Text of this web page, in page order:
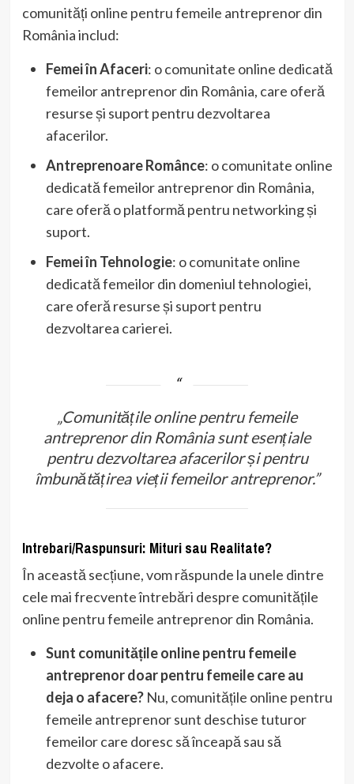
comunități online pentru femeile antreprenor din
România includ:
Femei în Afaceri: o comunitate online dedicată
femeilor antreprenor din România, care oferă
resurse și suport pentru dezvoltarea
afacerilor.
Antreprenoare Românce: o comunitate online
dedicată femeilor antreprenor din România,
care oferă o platformă pentru networking și
suport.
Femei în Tehnologie: o comunitate online
dedicată femeilor din domeniul tehnologiei,
care oferă resurse și suport pentru
dezvoltarea carierei.
„Comunitățile online pentru femeile
antreprenor din România sunt esențiale
pentru dezvoltarea afacerilor și pentru
îmbunătățirea vieții femeilor antreprenor.”
Intrebari/Raspunsuri: Mituri sau Realitate?
În această secțiune, vom răspunde la unele dintre
cele mai frecvente întrebări despre comunitățile
online pentru femeile antreprenor din România.
Sunt comunitățile online pentru femeile
antreprenor doar pentru femeile care au
deja o afacere?Nu, comunitățile online pentru
femeile antreprenor sunt deschise tuturor
femeilor care doresc să înceapă sau să
dezvolte o afacere.